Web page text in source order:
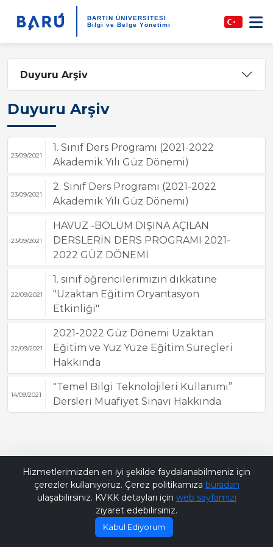
BARTIN ÜNİVERSİTESİ
Bilgi ve Belge Yönetimi
Duyuru Arşiv
Duyuru Arşiv
23/09/2021
1. Sınıf Ders Programı (2021-2022
Akademik Yılı Güz Dönemi)
23/09/2021
2. Sınıf Ders Programı (2021-2022
Akademik Yılı Güz Dönemi)
23/09/2021
HAVUZ -BÖLÜM DIŞINA AÇILAN
DERSLERİN DERS PROGRAMI 2021-
2022 GÜZ DÖNEMİ
22/09/2021
1. sınıf öğrencilerimizin dikkatine
"Uzaktan Eğitim Oryantasyon
Etkinliği"
22/09/2021
2021-2022 Güz Dönemi Uzaktan
Eğitim ve Yüz Yüze Eğitim Süreçleri
Hakkında
14/09/2021
"Temel Bilgi Teknolojileri Kullanımı”
Dersleri Muafiyet Sınavı Hakkında
Hizmetlerimizden en iyi şekilde faydalanabilmeniz için
çerezler kullanıyoruz. Çerez politikamıza buradan
ulaşabilirsiniz. KVKK detayları için web sayfamızı
ziyaret edebilirsiniz.
Kabul Ediyorum
Bana Soru Sor | Ask Me